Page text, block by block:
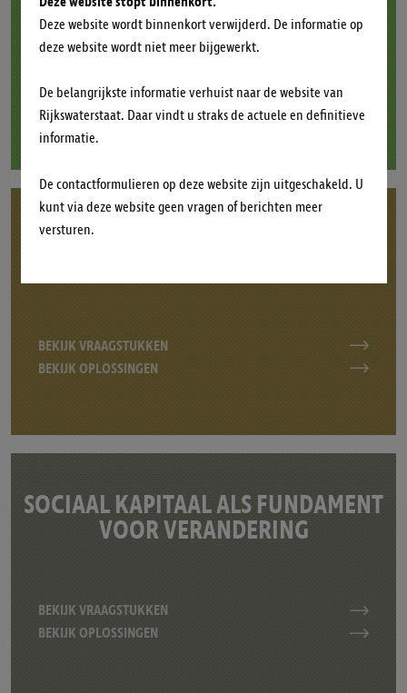
BEKIJK OPLOSSINGEN
SEDIMENT, ALTIJD IN BEWEGING.
BEKIJK VRAAGSTUKKEN
BEKIJK OPLOSSINGEN
SOCIAAL KAPITAAL ALS FUNDAMENT
VOOR VERANDERING
BEKIJK VRAAGSTUKKEN
BEKIJK OPLOSSINGEN
Deze website wordt binnenkort verwijderd. De informatie op
deze website wordt niet meer bijgewerkt.
De belangrijkste informatie verhuist naar de website van
Rijkswaterstaat. Daar vindt u straks de actuele en definitieve
informatie.
De contactformulieren op deze website zijn uitgeschakeld. U
kunt via deze website geen vragen of berichten meer
versturen.